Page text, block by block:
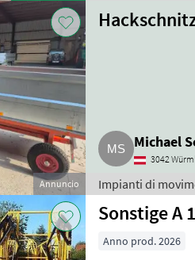
Annuncio
Michael
3042
Impianti di
Sonstige A
Anno prod. 2026